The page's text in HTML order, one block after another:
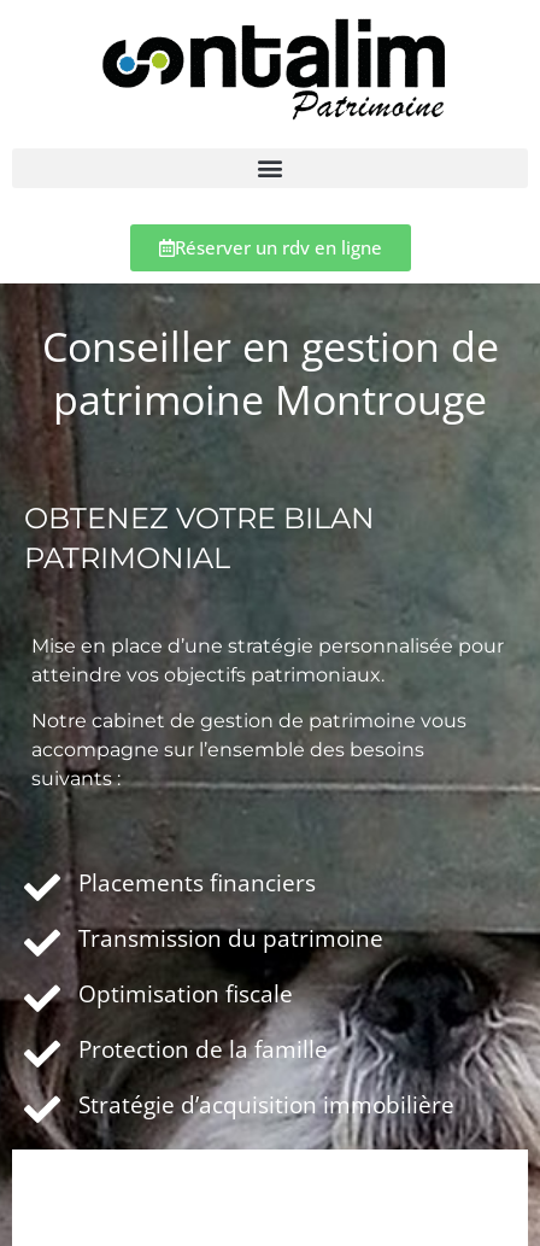
Réserver un rdv en ligne
Conseiller en gestion de
patrimoine Montrouge
OBTENEZ VOTRE BILAN
PATRIMONIAL
Mise en place d’une stratégie personnalisée pour
atteindre vos objectifs patrimoniaux.
Notre cabinet de gestion de patrimoine vous
accompagne sur l’ensemble des besoins
suivants :
Placements financiers
Transmission du patrimoine
Optimisation fiscale
Protection de la famille
Stratégie d’acquisition immobilière